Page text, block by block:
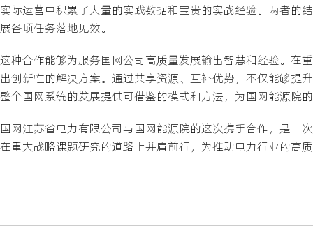
实际运营中积累了大量的实践数据和宝贵的实战经验。两者
展各项任务落地见效。
这种合作能够为服务国网公司高质量发展输出智慧和经验。在
出创新性的解决方案。通过共享资源、互补优势，不仅能够提
整个国网系统的发展提供可借鉴的模式和方法，为国网能源院
国网江苏省电力有限公司与国网能源院的这次携手合作，是一
在重大战略课题研究的道路上并肩前行，为推动电力行业的高